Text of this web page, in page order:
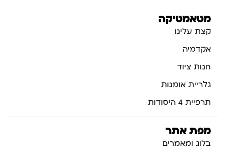
מטאמטיקה
קצת עלינו
אקדמיה
חנות ציוד
גלריית אומנות
תרפיית 4 היסודות
מפת אתר
בלוג ומאמרים